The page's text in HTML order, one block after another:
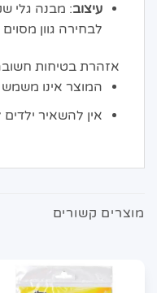
עיצוב: מבנה גלי
לבחירה גוון
אזהרת בטיחות
המוצר אינו
אין להשאיר
מוצרים קשורים